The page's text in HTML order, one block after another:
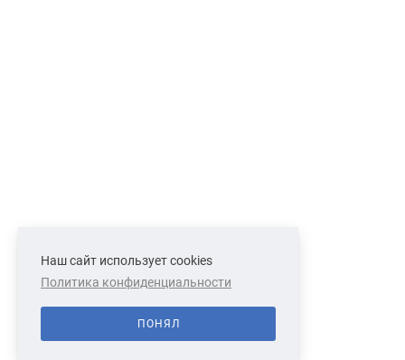
Наш сайт использует cookies
Политика конфиденциальности
ПОНЯЛ